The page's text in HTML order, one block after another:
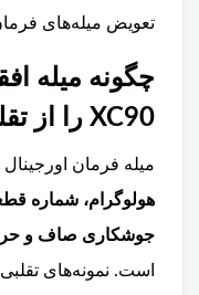
تعویض میله‌های
چگونه میله
XC90 را از تقلبی تشخیص دهیم؟
میله فرمان اورجینال
هولوگرام، شماره
جوشکاری صاف و
است. نمونه‌های